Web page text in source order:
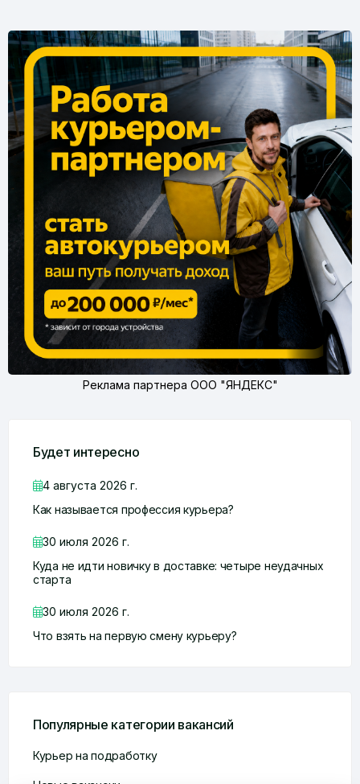
Реклама партнера ООО "ЯНДЕКС"
Будет интересно
4 августа 2026 г.
Как называется профессия курьера?
30 июля 2026 г.
Куда не идти новичку в доставке: четыре неудачных
старта
30 июля 2026 г.
Что взять на первую смену курьеру?
Популярные категории вакансий
Курьер на подработку